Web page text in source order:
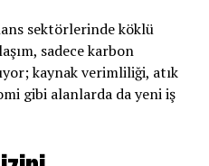
sektörlerinde köklü
sadece karbon
kaynak verimliliği, atık
gibi alanlarda da yeni iş